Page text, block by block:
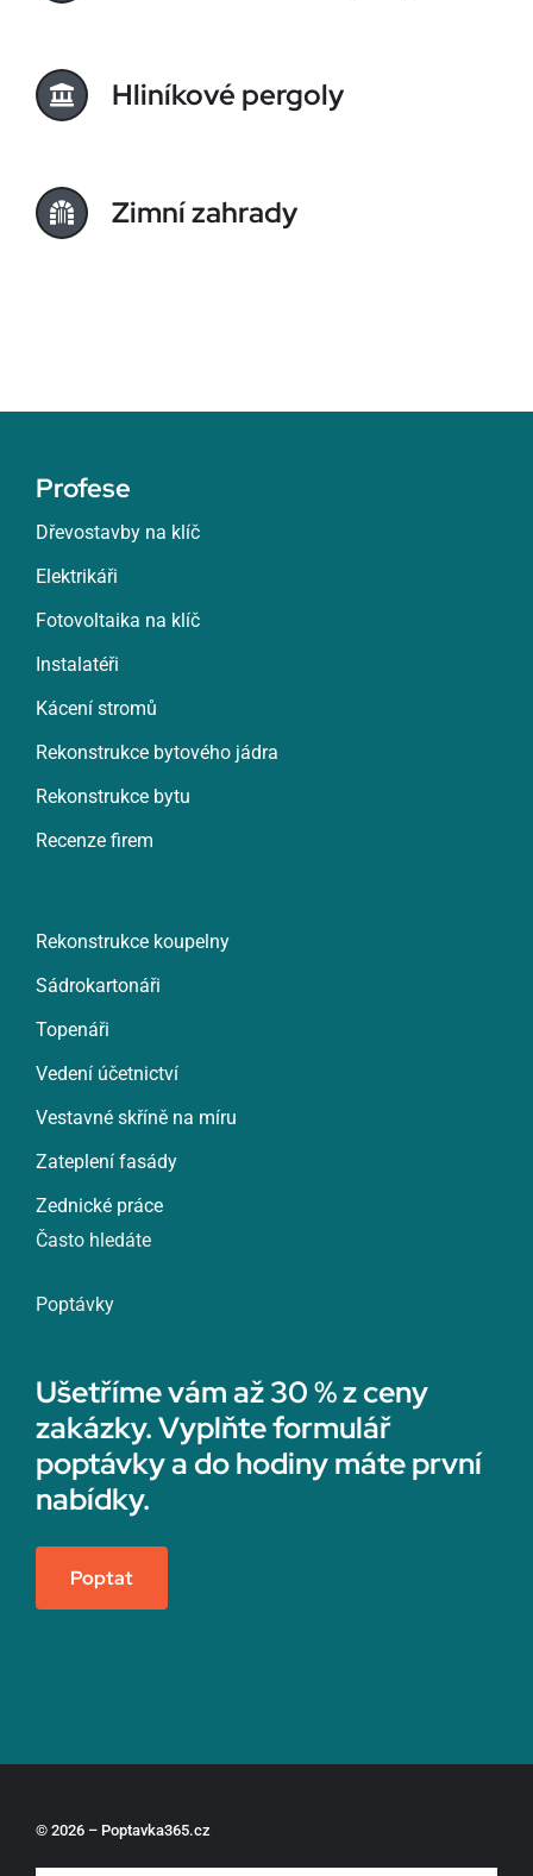
Hliníkové pergoly
Zimní zahrady
Profese
Dřevostavby na klíč
Elektrikáři
Fotovoltaika na klíč
Instalatéři
Kácení stromů
Rekonstrukce bytového jádra
Rekonstrukce bytu
Recenze firem
Rekonstrukce koupelny
Sádrokartonáři
Topenáři
Vedení účetnictví
Vestavné skříně na míru
Zateplení fasády
Zednické práce
Často hledáte
Poptávky
Ušetříme vám až 30 % z ceny
zakázky. Vyplňte formulář
poptávky a do hodiny máte první
nabídky.
Poptat
© 2026 – Poptavka365.cz